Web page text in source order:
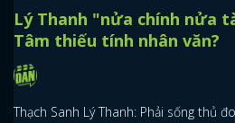
Lý Thanh "nửa chính nửa
Tâm thiếu tính nhân văn?
Thạch Sanh Lý Thanh: Phải sống thủ